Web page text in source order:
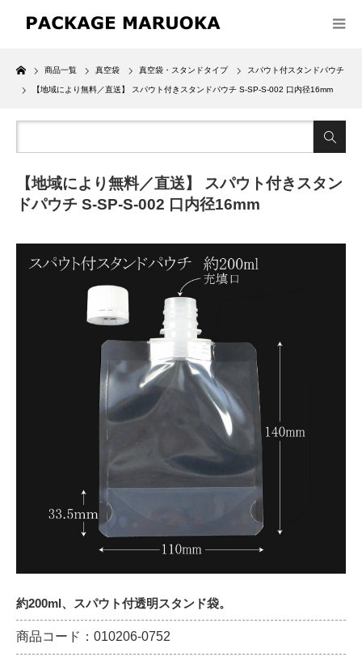
Home
商品一覧 真空袋 真空袋・スタンドタイプ スパウト付スタンドパウチ
【地域により無料／直送】 スパウト付きスタンドパウチ S-SP-S-002 口内径16mm
【地域により無料／直送】 スパウト付きスタン
ドパウチ S-SP-S-002 口内径16mm
約200ml、スパウト付透明スタンド袋。
商品コード：010206-0752